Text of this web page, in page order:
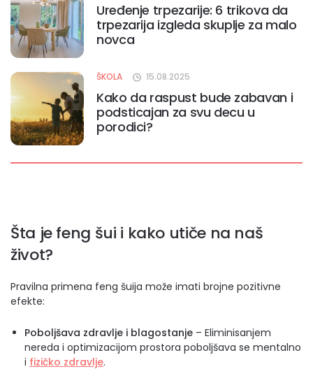
Uređenje trpezarije: 6 trikova da
trpezarija izgleda skuplje za malo
novca
ŠKOLA 15.08.2025
Kako da raspust bude zabavan i
podsticajan za svu decu u
porodici?
Šta je feng šui i kako utiče na naš
život?
Pravilna primena feng šuija može imati brojne pozitivne
efekte:
Poboljšava zdravlje i blagostanje – Eliminisanjem
nereda i optimizacijom prostora poboljšava se mentalno
i fizičko zdravlje.